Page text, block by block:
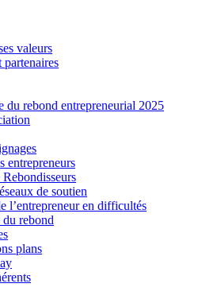
valeurs
partenaires
du rebond entrepreneurial 2025
entrepreneurs
Rebondisseurs
de soutien
l’entrepreneur en difficultés
rebond
plans